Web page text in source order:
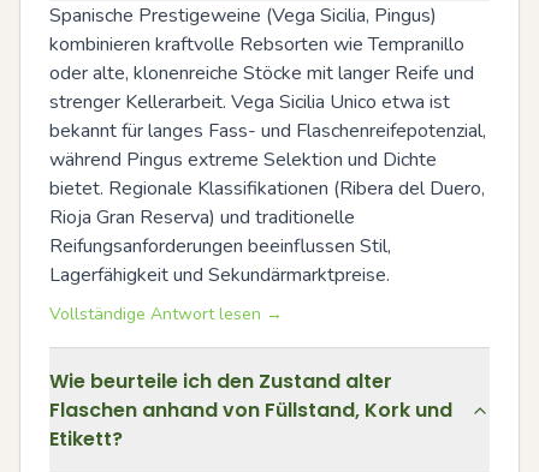
Spanische Prestigeweine (Vega Sicilia, Pingus)
kombinieren kraftvolle Rebsorten wie Tempranillo
oder alte, klonenreiche Stöcke mit langer Reife und
strenger Kellerarbeit. Vega Sicilia Unico etwa ist
bekannt für langes Fass- und Flaschenreifepotenzial,
während Pingus extreme Selektion und Dichte
bietet. Regionale Klassifikationen (Ribera del Duero,
Rioja Gran Reserva) und traditionelle
Reifungsanforderungen beeinflussen Stil,
Lagerfähigkeit und Sekundärmarktpreise.
Vollständige Antwort lesen →
Wie beurteile ich den Zustand alter
Flaschen anhand von Füllstand, Kork und
Etikett?